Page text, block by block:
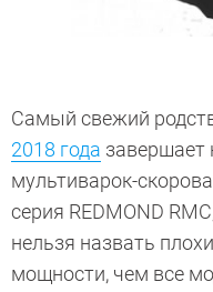
Самый свежий
2018 года завершает
мультиварок-
серия REDMOND
нельзя назвать
мощности, чем все